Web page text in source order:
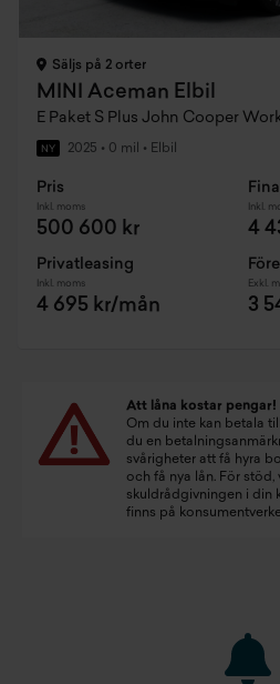
Säljs på 2 orter
MINI Aceman Elbil
E Paket S Plus John Cooper
NY 2025 • 0 mil • Elbil
Pris
Inkl. moms
500 600 kr
Inkl.
4
Privatleasing
Inkl. moms
4 695 kr/mån
Exkl.
3
Att låna kostar pengar!
Om du inte kan betala
du en
svårigheter att få hyra
och få nya lån. För
skuldrådgivningen i din
finns på